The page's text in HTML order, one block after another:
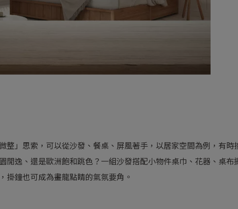
整」思索，可以從沙發、餐桌、屏風著手，以居家空間為例，有時
逸、還是歐洲飽和跳色？一組沙發搭配小物件桌巾、花器、桌布
掛鐘也可成為畫龍點睛的氣氛要角。